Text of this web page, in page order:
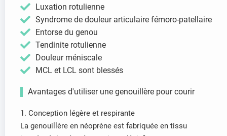
Luxation rotulienne
Syndrome de douleur articulaire fémoro-patellaire
Entorse du genou
Tendinite rotulienne
Douleur méniscale
MCL et LCL sont blessés
Avantages d'utiliser une genouillère pour courir
1. Conception légère et respirante
La genouillère en néoprène est fabriquée en tissu